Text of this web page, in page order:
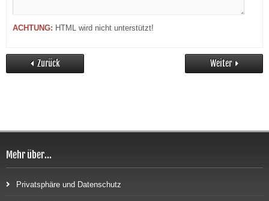
ACHTUNG: HTML wird nicht unterstützt!
Zurück Weiter
Mehr über...
Privatsphäre und Datenschutz